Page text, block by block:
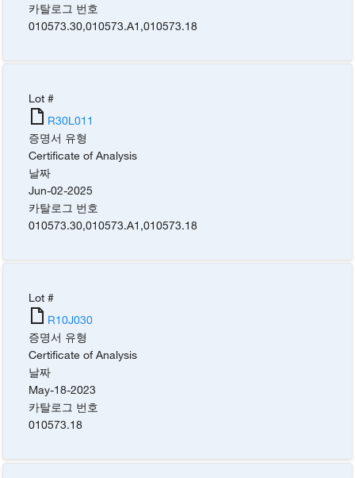
카탈로그 번호
010573.30,010573.A1 ,010573.18
Lot #
R30L011
증명서 유형
Certificate of Analysis
날짜
Jun-02-2025
카탈로그 번호
010573.30,010573.A1 ,010573.18
Lot #
R10J030
증명서 유형
Certificate of Analysis
날짜
May-18-2023
카탈로그 번호
010573.18